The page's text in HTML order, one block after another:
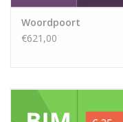
Woordpoort
€621,00